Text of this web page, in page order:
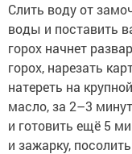
Слить воду от
воды и поставить
горох начнет
горох, нарезать
натереть на
масло, за 2–3
и готовить ещё 5
и зажарку,